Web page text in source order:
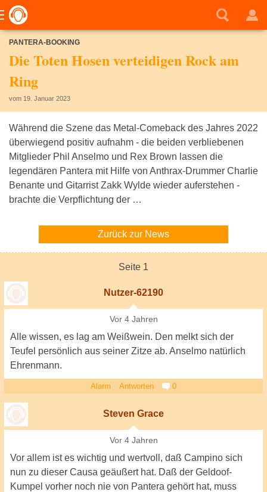
PANTERA-BOOKING
Die Toten Hosen verteidigen Rock am
Ring
vom 19. Januar 2023
Während die Szene das Metal-Comeback des Jahres 2022
überwiegend positiv aufnahm - die beiden verbliebenen
Mitglieder Phil Anselmo und Rex Brown lassen die
legendären Pantera mit Hilfe von Anthrax-Drummer Charlie
Benante und Gitarrist Zakk Wylde wieder auferstehen -
brachte die Verpflichtung der …
Zurück zur News
Seite 1
Nutzer-62190
Vor 4 Jahren
Alle wissen, es lag am Weißwein. Den melkt sich der
Teufel persönlich aus seiner Zitze ab. Anselmo natürlich
Ehrenmann.
Alarm Antworten 0
Steven Grace
Vor 4 Jahren
Vor allem ist es wichtig und wertvoll, daß Campino sich
nun zu dieser Causa geäußert hat. Daß der Geldoof-
Kumpel vorher noch nie von Pantera gehört hat, muss